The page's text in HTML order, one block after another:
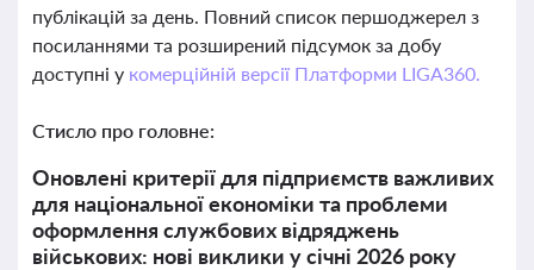
публікацій за день. Повний список першоджерел з
посиланнями та розширений підсумок за добу
доступні у комерційній версії Платформи LIGA360.
Стисло про головне:
Оновлені критерії для підприємств важливих
для національної економіки та проблеми
оформлення службових відряджень
військових: нові виклики у січні 2026 року